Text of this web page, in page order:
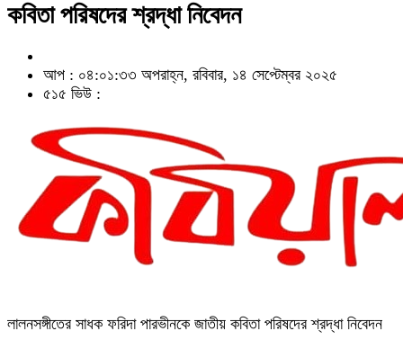
কবিতা পরিষদের শ্রদ্ধা নিবেদন
আপ : ০৪:০১:৩৩ অপরাহ্ন, রবিবার, ১৪ সেপ্টেম্বর ২০২৫
৫১৫ ভিউ :
লালনসঙ্গীতের সাধক ফরিদা পারভীনকে জাতীয় কবিতা পরিষদের শ্রদ্ধা নিবেদন